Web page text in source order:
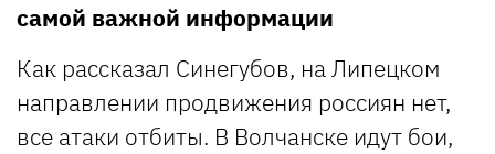
самой важной информации
Как рассказал Синегубов, на Липецком
направлении продвижения россиян нет,
все атаки отбиты. В Волчанске идут бои,